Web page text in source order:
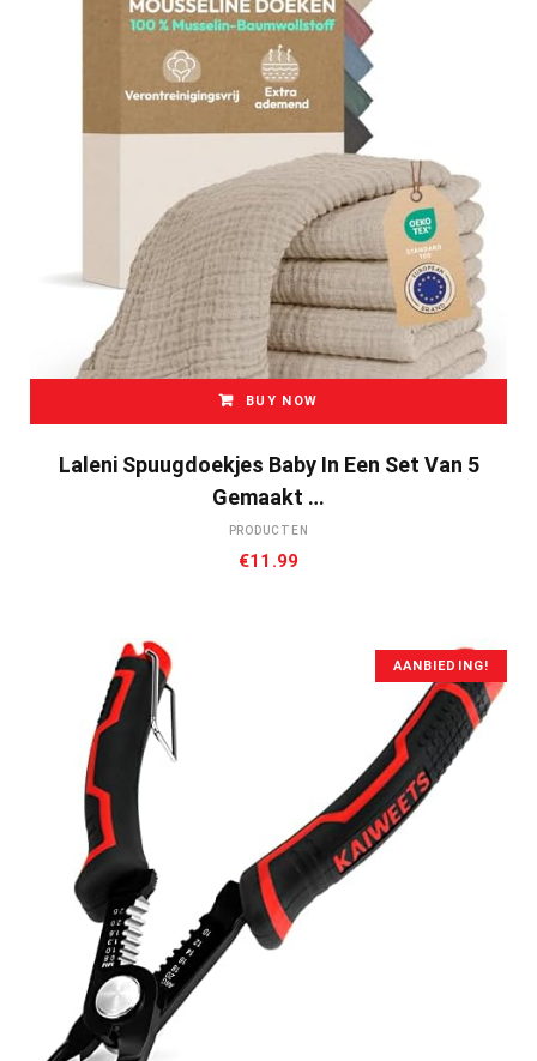
BUY NOW
Laleni Spuugdoekjes Baby In Een Set Van 5
Gemaakt …
PRODUCTEN
€11.99
AANBIEDING!